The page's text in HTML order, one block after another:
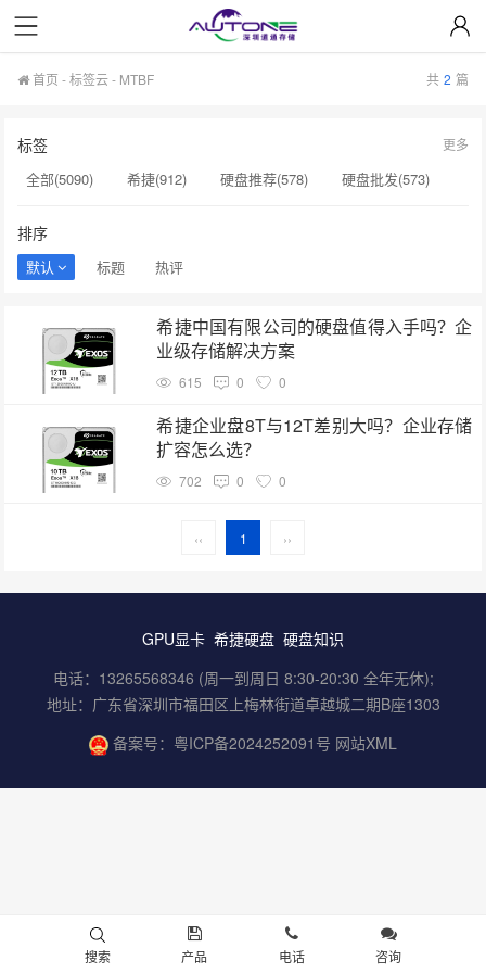
首页 -标签云- MTBF 共 2 篇
标签
全部(5090) 希捷(912) 硬盘推荐(578)
硬盘批发(573)
硬盘采购(474)
希捷硬盘(471)
硬盘检测工具(2)
企业级8TB硬盘​(2)
监控专用硬盘(2)
硬盘模式RAID(2)
电脑硬盘(2)
监控级硬盘价格(2)
企业盘​(2)
更多
排序
默认 标题 热评
希捷中国有限公司的硬盘值得入手吗？企
业级存储解决方案
615 0 0
希捷企业盘8T与12T差别大吗？企业存储
扩容怎么选？
702 0 0
‹‹ 1 ››
GPU显卡 希捷硬盘 硬盘知识
电话：13265568346 (周一到周日 8:30-20:30 全年无休);
地址：广东省深圳市福田区上梅林街道卓越城二期B座1303
备案号： 粤ICP备2024252091号 网站XML
搜索 产品 电话 咨询